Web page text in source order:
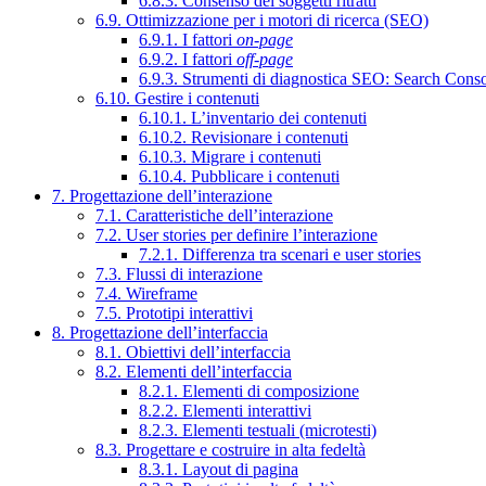
6.9. Ottimizzazione per i motori di ricerca (SEO)
6.9.1. I fattori on-page
6.9.2. I fattori off-page
6.9.3. Strumenti di diagnostica SEO: Search
6.10. Gestire i contenuti
6.10.1. L’inventario dei contenuti
6.10.2. Revisionare i contenuti
6.10.3. Migrare i contenuti
6.10.4. Pubblicare i contenuti
7. Progettazione dell’interazione
7.1. Caratteristiche dell’interazione
7.2. User stories per definire l’interazione
7.2.1. Differenza tra scenari e user stories
7.3. Flussi di interazione
7.4. Wireframe
7.5. Prototipi interattivi
8. Progettazione dell’interfaccia
8.1. Obiettivi dell’interfaccia
8.2. Elementi dell’interfaccia
8.2.1. Elementi di composizione
8.2.2. Elementi interattivi
8.2.3. Elementi testuali (microtesti)
8.3. Progettare e costruire in alta fedeltà
8.3.1. Layout di pagina